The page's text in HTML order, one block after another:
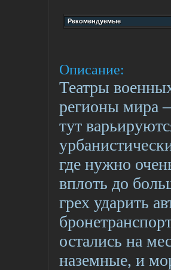
Описание:
Театры
регионы мира
тут
где нужно
вплоть до
грех ударить
остались на
наземные, и